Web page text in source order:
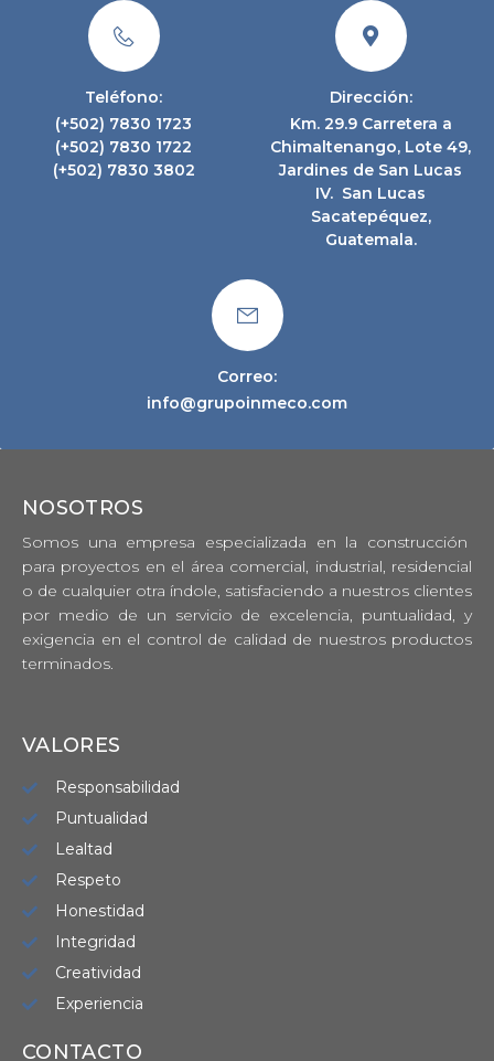
Teléfono:
(+502) 7830 1723
(+502) 7830 1722
(+502) 7830 3802
Dirección:
Km. 29.9 Carretera a
Chimaltenango, Lote 49,
Jardines de San Lucas
IV. San Lucas
Sacatepéquez,
Guatemala.
Correo:
info@grupoinmeco.com
NOSOTROS
Somos una empresa especializada en la construcción
para proyectos en el área comercial, industrial, residencial
o de cualquier otra índole, satisfaciendo a nuestros clientes
por medio de un servicio de excelencia, puntualidad, y
exigencia en el control de calidad de nuestros productos
terminados.
VALORES
Responsabilidad
Puntualidad
Lealtad
Respeto
Honestidad
Integridad
Creatividad
Experiencia
CONTACTO